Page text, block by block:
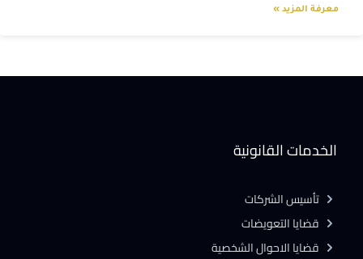
معرفة المزيد »
الخدمات القانونية
تأسيس الشركات
قضايا التعويضات
قضايا الاحوال الشخصية